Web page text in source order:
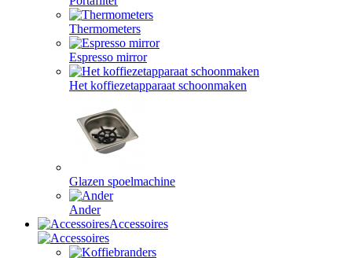
Thermometers
Espresso mirror
Het koffiezetapparaat schoonmaken
Glazen spoelmachine
Ander
Accessoires